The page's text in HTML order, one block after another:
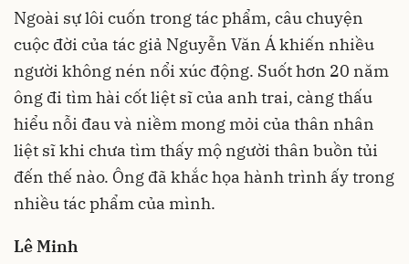
Ngoài sự lôi cuốn trong tác phẩm, câu chuyện
cuộc đời của tác giả Nguyễn Văn Á khiến nhiều
người không nén nổi xúc động. Suốt hơn 20 năm
ông đi tìm hài cốt liệt sĩ của anh trai, càng thấu
hiểu nỗi đau và niềm mong mỏi của thân nhân
liệt sĩ khi chưa tìm thấy mộ người thân buồn tủi
đến thế nào. Ông đã khắc họa hành trình ấy trong
nhiều tác phẩm của mình.
Lê Minh